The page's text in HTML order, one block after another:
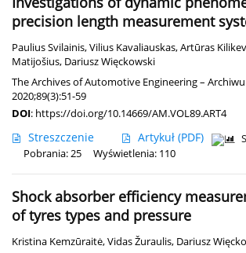
precision length measurement
Paulius Svilainis,Vilius Kavaliauskas,Artūras
Matijošius, Dariusz Więckowski
The Archives of Automotive Engineering –
2020;89(3):51-59
DOI: https://doi.org/10.14669/AM.VOL89.ART4
Streszczenie Artykuł (PDF)
Pobrania: 25
Wyświetlenia: 110
Shock absorber efficiency
of tyres types and pressure
Kristina Kemzūraitė,Vidas Žuraulis, Dariusz